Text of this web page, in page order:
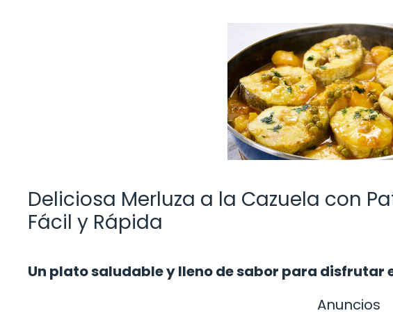
Deliciosa Merluza a la Cazuela con
Fácil y Rápida
Un plato saludable y lleno de sabor para disfrutar
Anuncios